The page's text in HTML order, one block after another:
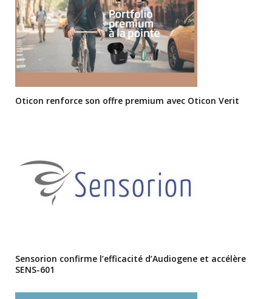
Oticon renforce son offre premium avec Oticon Verit
Sensorion confirme l’efficacité d’Audiogene et accélère
SENS-601